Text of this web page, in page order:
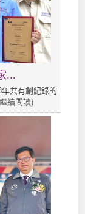
...
共有創紀錄的
繼續閱讀)